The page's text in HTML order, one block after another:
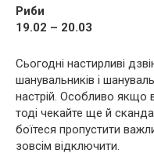
Риби
19.02 – 20.03
Сьогодні настирливі
шанувальників і
настрій. Особливо якщо
тоді чекайте ще й
боїтеся пропустити
зовсім відключити.